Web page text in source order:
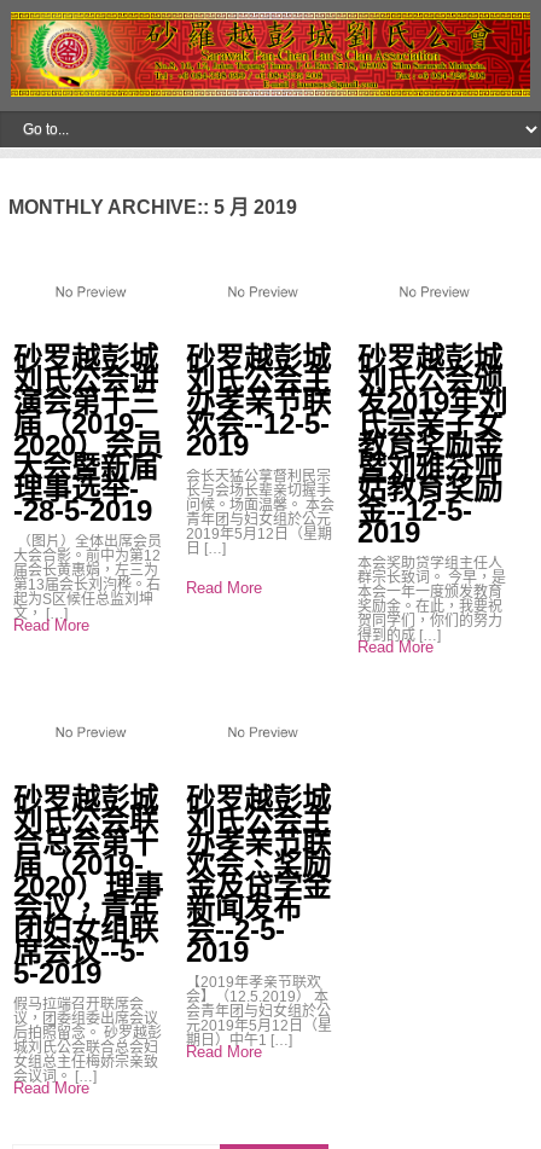
MONTHLY ARCHIVE:: 5 月 2019
砂罗越彭城
刘氏公会讲
演会第十三
届（2019-
2020）会员
大会暨新届
理事选举-
-28-5-2019
（图片）全体出席会员
大会合影。前中为第12
届会长黄惠娟，左三为
第13届会长刘汮桦。右
起为S区候任总监刘坤
文， […]
Read More
砂罗越彭城
刘氏公会主
办孝亲节联
欢会--12-5-
2019
会长天猛公拿督利民宗
长与会场长辈亲切握手
问候。场面温馨。 本会
青年团与妇女组於公元
2019年5月12日（星期
日 […]
Read More
砂罗越彭城
刘氏公会颁
发2019年刘
氏宗亲子女
教育奖励金
暨刘雅芬师
姑教育奖励
金--12-5-
2019
本会奖助贷学组主任人
群宗长致词。 今早，是
本会一年一度颁发教育
奖励金。在此，我要祝
贺同学们，你们的努力
得到的成 […]
Read More
砂罗越彭城
刘氏公会联
合总会第十
届（2019-
2020）理事
会议，青年
团妇女组联
席会议--5-
5-2019
假马拉端召开联席会
议，团委组委出席会议
后拍照留念。 砂罗越彭
城刘氏公会联合总会妇
女组总主任梅娇宗亲致
会议词。 […]
Read More
砂罗越彭城
刘氏公会主
办孝亲节联
欢会、奖励
金及贷学金
新闻发布
会--2-5-
2019
【2019年孝亲节联欢
会】（12.5.2019） 本
会青年团与妇女组於公
元2019年5月12日（星
期日）中午1 […]
Read More